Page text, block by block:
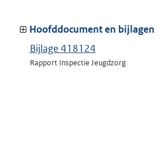
Hoofddocument en bijlagen
Bijlage 418124
Rapport Inspectie Jeugdzorg